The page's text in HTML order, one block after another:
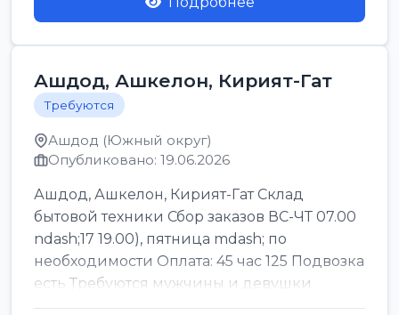
Ашдод, Ашкелон, Кирият-Гат
Требуются
Ашдод (Южный округ)
Опубликовано: 19.06.2026
Ашдод, Ашкелон, Кирият-Гат Склад
бытовой техники Сбор заказов ВС-ЧТ 07.00
ndash;17 19.00), пятница mdash; по
необходимости Оплата: 45 час 125 Подвозка
есть Требуются мужчины и девушки
Только официальн...